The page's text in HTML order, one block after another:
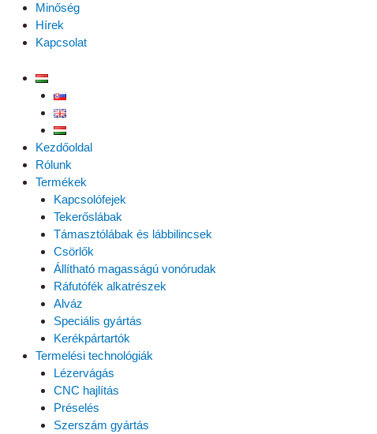
Minőség
Hírek
Kapcsolat
Kezdőoldal
Rólunk
Termékek
Kapcsolófejek
Tekerőslábak
Támasztólábak és lábbilincsek
Csörlők
Állítható magasságú vonórudak
Ráfutófék alkatrészek
Alváz
Speciális gyártás
Kerékpártartók
Termelési technológiák
Lézervágás
CNC hajlítás
Préselés
Szerszám gyártás